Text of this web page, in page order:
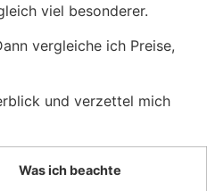
viel besonderer.
vergleiche ich Preise,
und verzettel mich
Was ich beachte